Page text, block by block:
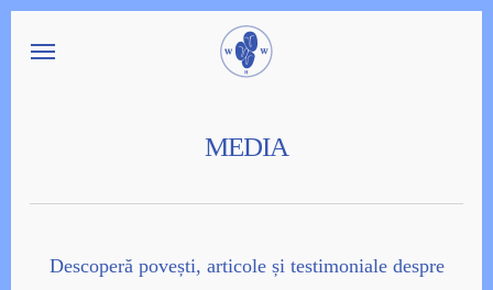
Skip
Menu
MEDIA
Descoperă povești, articole și testimoniale despre